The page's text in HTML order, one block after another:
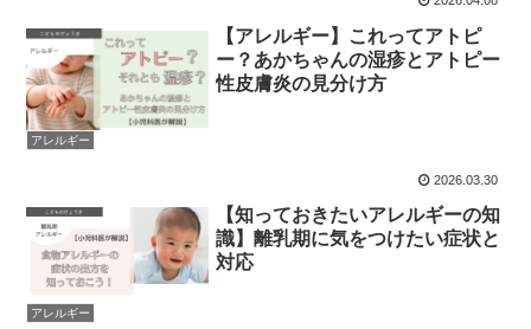
アレルギー
【アレルギー】これってアトピ
ー？あかちゃんの湿疹とアトピー
性皮膚炎の見分け方
2026.03.30
アレルギー
【知っておきたいアレルギーの知
識】離乳期に気をつけたい症状と
対応